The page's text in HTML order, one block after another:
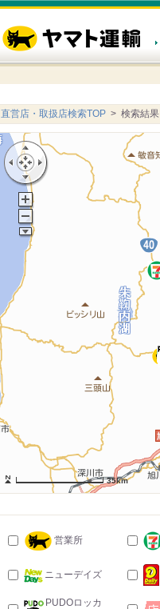
直営店・取扱店検索TOP > 検索結果
35km
営業所
ニューデイズ
PUDOロッカ